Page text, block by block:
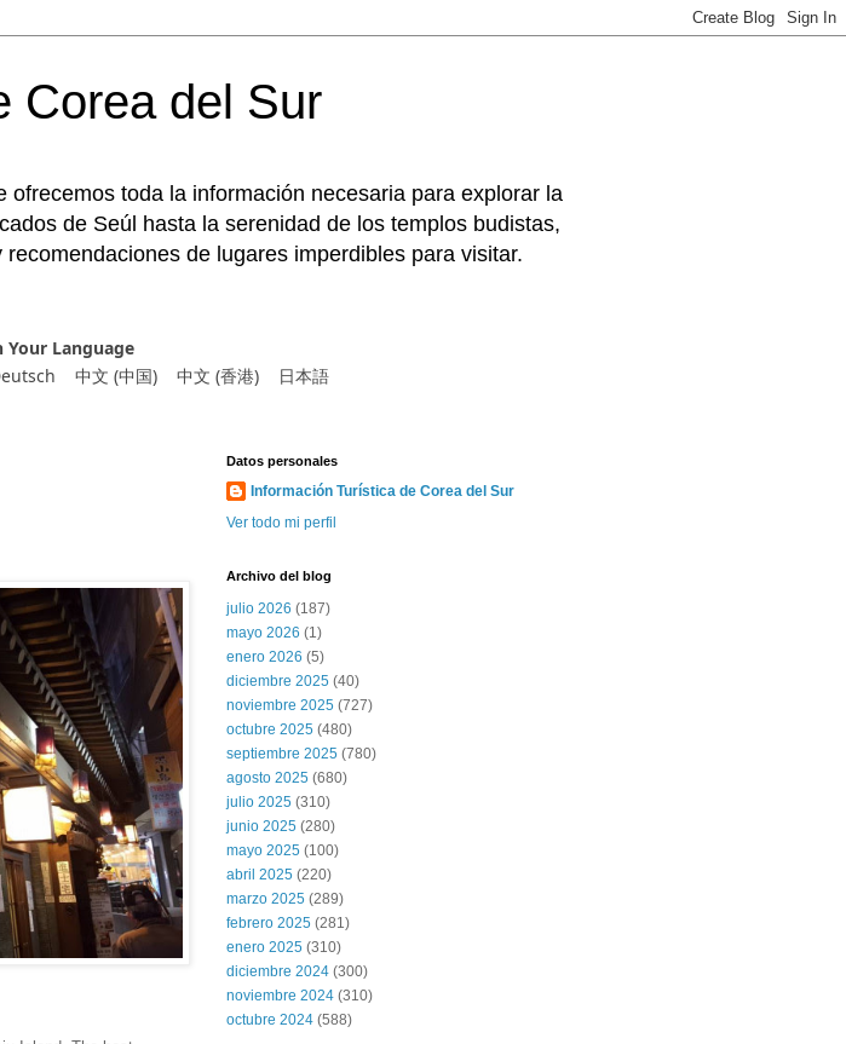
Corea del Sur
toda la información necesaria para explorar la
de Seúl hasta la serenidad de los templos budistas,
de lugares imperdibles para visitar.
Your Language
中文 (中国) 中文 (香港) 日本語
Datos personales
Información Turística de Corea del Sur
Ver todo mi perfil
Archivo del blog
julio 2026 (187)
mayo 2026 (1)
enero 2026 (5)
diciembre 2025 (40)
noviembre 2025 (727)
octubre 2025 (480)
septiembre 2025 (780)
agosto 2025 (680)
julio 2025 (310)
junio 2025 (280)
mayo 2025 (100)
abril 2025 (220)
marzo 2025 (289)
febrero 2025 (281)
enero 2025 (310)
diciembre 2024 (300)
noviembre 2024 (310)
octubre 2024 (588)